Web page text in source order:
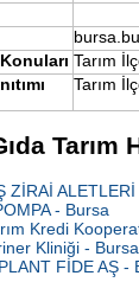
Tarım
Tarım
Tarım
ZİRAİ
- Bursa
Kredi
Kliniği - Bursa
FİDE AŞ -